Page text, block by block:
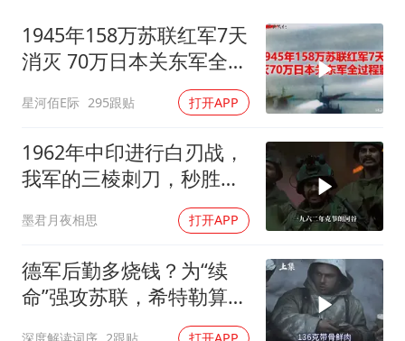
张本智和：零封向鹏不意外
习近平心系体育强国建设
1945年158万苏联红军7天
消灭 70万日本关东军全过
星河佰E际 295跟贴 打开APP
1962年中印进行白刃战，
我军的三棱刺刀，秒胜印
墨君月夜相思 打开APP
德军后勤多烧钱？为“续
命”强攻苏联，希特勒算错